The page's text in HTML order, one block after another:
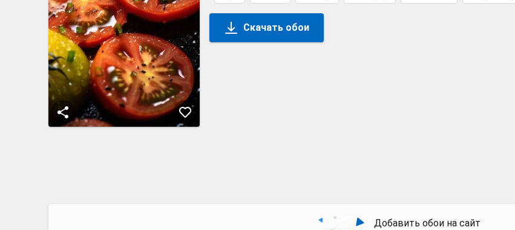
Скачать обои
Добавить обои на сайт